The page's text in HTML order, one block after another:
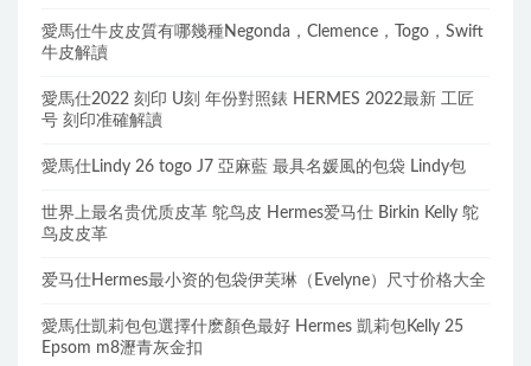
愛馬仕牛皮皮質有哪幾種Negonda，Clemence，Togo，Swift
牛皮解讀
愛馬仕2022 刻印 U刻 年份對照錶 HERMES 2022最新 工匠
号 刻印准確解讀
愛馬仕Lindy 26 togo J7 亞麻藍 最具名媛風的包袋 Lindy包
世界上最名贵优质皮革 鸵鸟皮 Hermes爱马仕 Birkin Kelly 鸵
鸟皮皮革
爱马仕Hermes最小资的包袋伊芙琳（Evelyne）尺寸价格大全
愛馬仕凱莉包包選擇什麽顏色最好 Hermes 凱莉包Kelly 25
Epsom m8瀝青灰金扣